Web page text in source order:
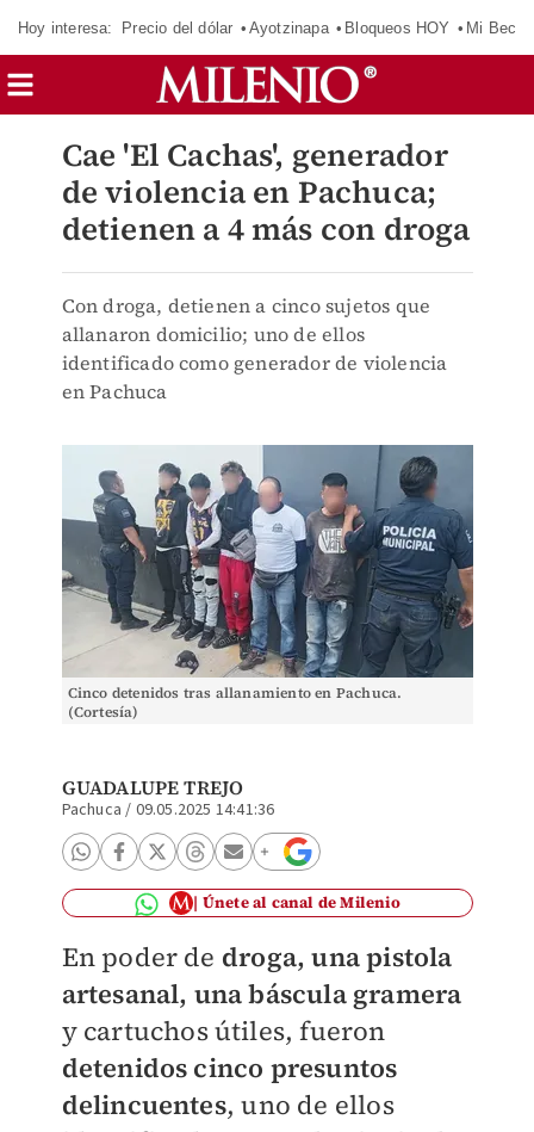
Hoy interesa: Precio del dólar Ayotzinapa Bloqueos HOY Mi Beca
Cae 'El Cachas', generador
de violencia en Pachuca;
detienen a 4 más con droga
Con droga, detienen a cinco sujetos que
allanaron domicilio; uno de ellos
identificado como generador de violencia
en Pachuca
Cinco detenidos tras allanamiento en Pachuca.
(Cortesía)
GUADALUPE TREJO
Pachuca / 09.05.2025 14:41:36
Únete al canal de Milenio
En poder de droga, una pistola
artesanal, una báscula gramera
y cartuchos útiles, fueron
detenidos cinco presuntos
delincuentes, uno de ellos